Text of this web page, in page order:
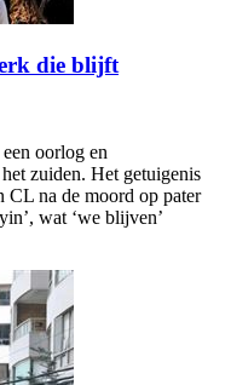
die blijft
oorlog en
zuiden. Het getuigenis
CL na de moord op pater
wat ‘we blijven’